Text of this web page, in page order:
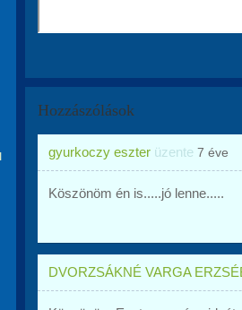
Hozzászólások
gyurkoczy eszter üzente 7 éve
Köszönöm én is.....jó lenne.....
DVORZSÁKNÉ VARGA